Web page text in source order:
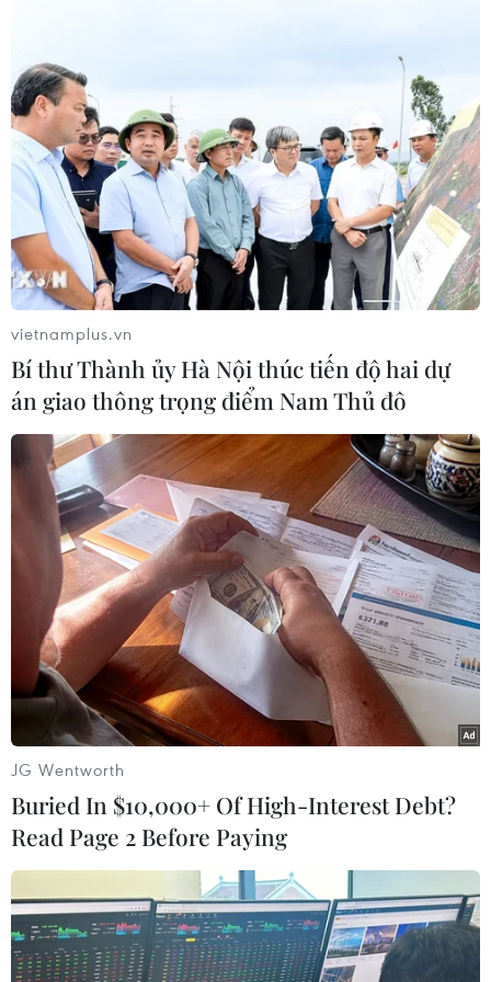
Khánh Hòa thu hồi đất
của doanh nghiệp do vi
phạm Luật Đất đai
UBND tỉnh Khánh Hòa có thông
báo thu hồi đất của Công ty cổ
phần Đầu tư Phát triển Trung Nam
đã được cho thuê do có vi phạm
các quy định của Luật Đất đai
2024.
(TTXVN/Vietnam+)
#thuê đất ngắn hạn
#quỹ đất thành phố Đà Nẵng
#phát triển quỹ đất thành phố Đà Nẵng
TP. Đà Nẵng
vietnamplus.vn
Bí thư Thành ủy Hà Nội thúc tiến độ hai dự
án giao thông trọng điểm Nam Thủ đô
JG Wentworth
Buried In $10,000+ Of High-Interest Debt?
Read Page 2 Before Paying